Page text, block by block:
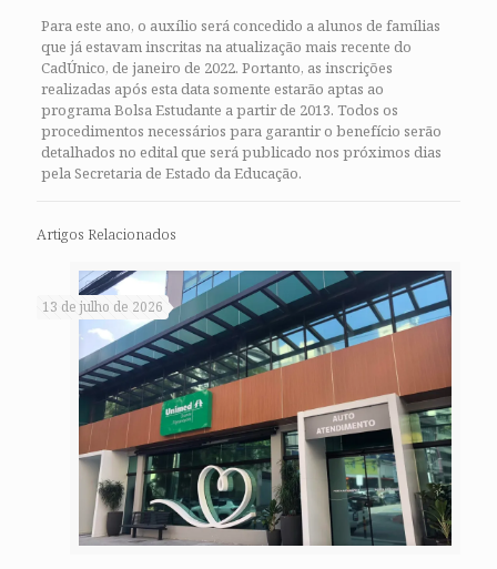
Para este ano, o auxílio será concedido a alunos de famílias
que já estavam inscritas na atualização mais recente do
CadÚnico, de janeiro de 2022. Portanto, as inscrições
realizadas após esta data somente estarão aptas ao
programa Bolsa Estudante a partir de 2013. Todos os
procedimentos necessários para garantir o benefício serão
detalhados no edital que será publicado nos próximos dias
pela Secretaria de Estado da Educação.
Artigos Relacionados
13 de julho de 2026